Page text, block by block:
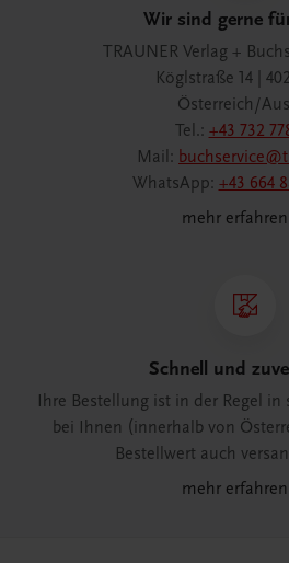
Wir sind gerne
TRAUNER Verlag +
Köglstraße 14 |
Österreich/
Tel.: +43 732
Mail:
WhatsApp: +43 664
mehr erfahren
Schnell und
Ihre Bestellung ist in der Regel in
bei Ihnen (innerhalb von
Bestellwert auch
mehr erfahren